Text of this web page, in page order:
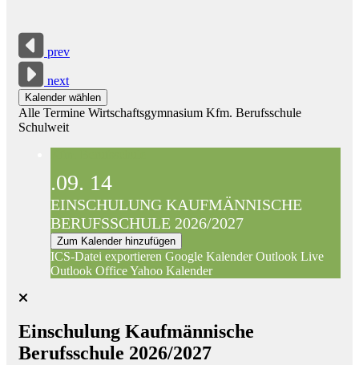
prev
next
Kalender wählen
Alle Termine Wirtschaftsgymnasium Kfm. Berufsschule
Schulweit
.09. 14
EINSCHULUNG KAUFMÄNNISCHE
BERUFSSCHULE 2026/2027
Zum Kalender hinzufügen
ICS-Datei exportieren Google KalenderOutlook Live
Outlook OfficeYahoo Kalender
Einschulung Kaufmännische
Berufsschule 2026/2027